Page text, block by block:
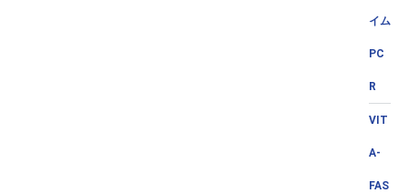
イム
PC
R
VIT
A-
FAS